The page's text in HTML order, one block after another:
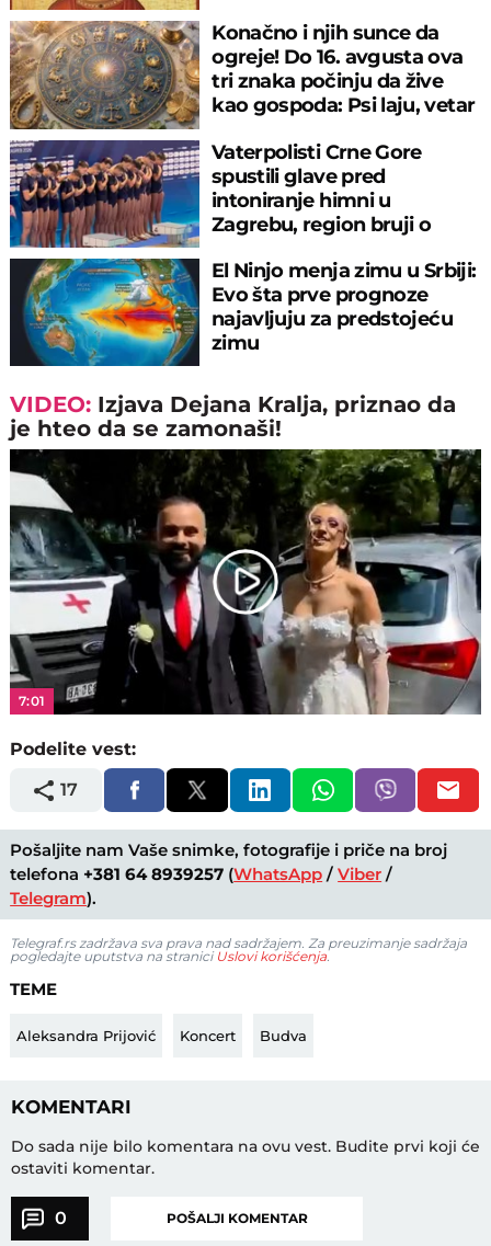
Konačno i njih sunce da
ogreje! Do 16. avgusta ova
tri znaka počinju da žive
kao gospoda: Psi laju, vetar
Vaterpolisti Crne Gore
spustili glave pred
intoniranje himni u
Zagrebu, region bruji o
El Ninjo menja zimu u Srbiji:
Evo šta prve prognoze
najavljuju za predstojeću
zimu
VIDEO: Izjava Dejana Kralja, priznao da
je hteo da se zamonaši!
Play
Video
7:01
Podelite vest:
17
Pošaljite nam Vaše snimke, fotografije i priče na broj
telefona +381 64 8939257 (WhatsApp /Viber /
Telegram).
Telegraf.rs zadržava sva prava nad sadržajem. Za preuzimanje sadržaja
pogledajte uputstva na stranici Uslovi korišćenja.
TEME
Aleksandra Prijović Koncert Budva
KOMENTARI
Do sada nije bilo komentara na ovu vest. Budite prvi koji će
ostaviti komentar.
0 POŠALJI KOMENTAR